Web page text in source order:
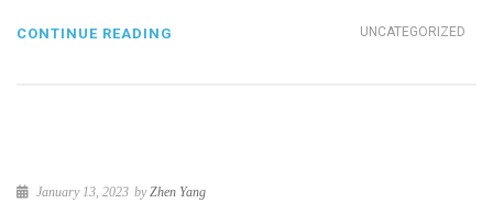
UNCATEGORIZED
CONTINUE READING
January 13, 2023 byZhen Yang